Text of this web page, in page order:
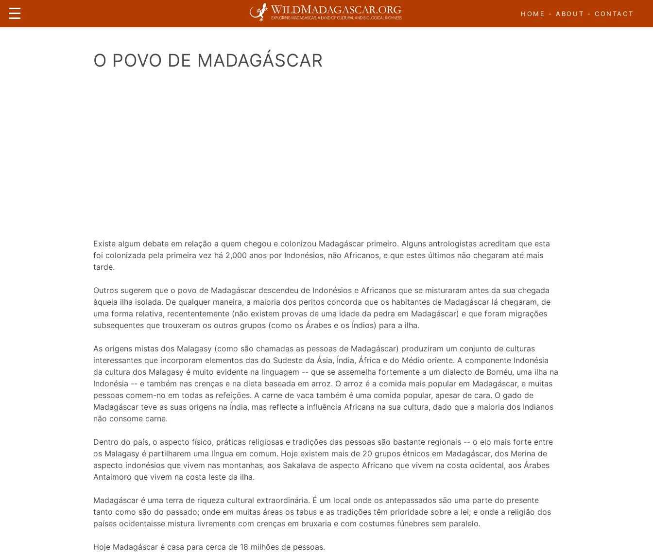
☰ HOME -ABOUT -CONTACT
O POVO DE MADAGÁSCAR
Existe algum debate em relação a quem chegou e colonizou Madagáscar primeiro. Alguns antrologistas acreditam que esta
foi colonizada pela primeira vez há 2,000 anos por Indonésios, não Africanos, e que estes últimos não chegaram até mais
tarde.
Outros sugerem que o povo de Madagáscar descendeu de Indonésios e Africanos que se misturaram antes da sua chegada
àquela ilha isolada. De qualquer maneira, a maioria dos peritos concorda que os habitantes de Madagáscar lá chegaram, de
uma forma relativa, recententemente (não existem provas de uma idade da pedra em Madagáscar) e que foram migrações
subsequentes que trouxeram os outros grupos (como os Árabes e os Índios) para a ilha.
As origens mistas dos Malagasy (como são chamadas as pessoas de Madagáscar) produziram um conjunto de culturas
interessantes que incorporam elementos das do Sudeste da Ásia, Índia, África e do Médio oriente. A componente Indonésia
da cultura dos Malagasy é muito evidente na linguagem -- que se assemelha fortemente a um dialecto de Bornéu, uma ilha na
Indonésia -- e também nas crenças e na dieta baseada em arroz. O arroz é a comida mais popular em Madagáscar, e muitas
pessoas comem-no em todas as refeições. A carne de vaca também é uma comida popular, apesar de cara. O gado de
Madagáscar teve as suas origens na Índia, mas reflecte a influência Africana na sua cultura, dado que a maioria dos Indianos
não consome carne.
Dentro do país, o aspecto físico, práticas religiosas e tradições das pessoas são bastante regionais -- o elo mais forte entre
os Malagasy é partilharem uma língua em comum. Hoje existem mais de 20 grupos étnicos em Madagáscar, dos Merina de
aspecto indonésios que vivem nas montanhas, aos Sakalava de aspecto Africano que vivem na costa ocidental, aos Árabes
Antaimoro que vivem na costa leste da ilha.
Madagáscar é uma terra de riqueza cultural extraordinária. É um local onde os antepassados são uma parte do presente
tanto como são do passado; onde em muitas áreas os tabus e as tradições têm prioridade sobre a lei; e onde a religião dos
países ocidentaisse mistura livremente com crenças em bruxaria e com costumes fúnebres sem paralelo.
Hoje Madagáscar é casa para cerca de 18 milhões de pessoas.